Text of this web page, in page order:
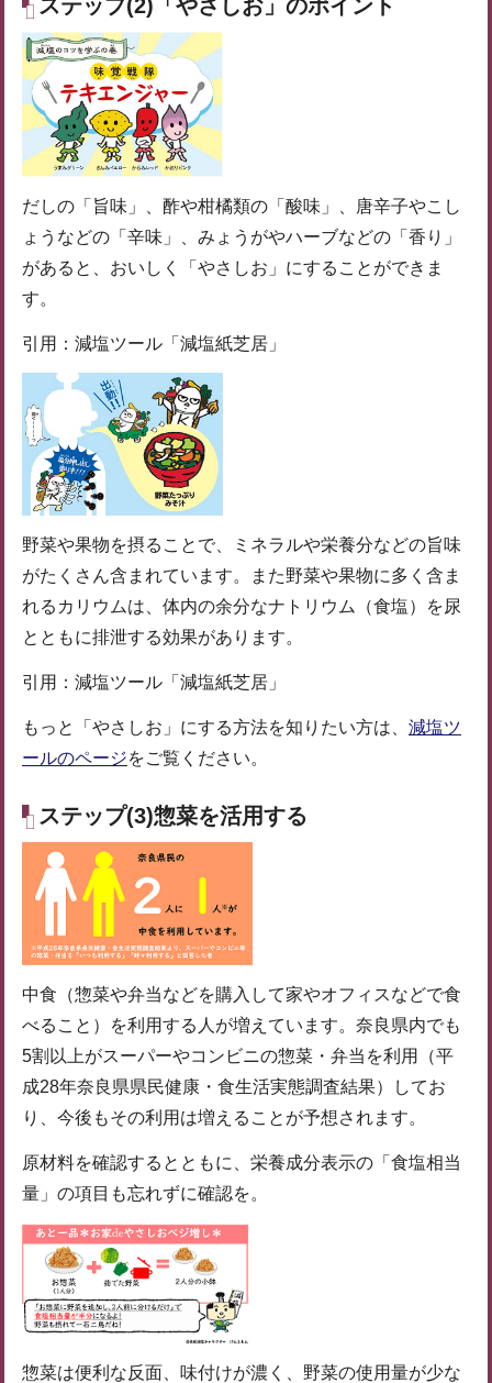
ステップ(2)「やさしお」のポイント
だしの「旨味」、酢や柑橘類の「酸味」、唐辛子やこし
ょうなどの「辛味」、みょうがやハーブなどの「香り」
があると、おいしく「やさしお」にすることができま
す。
引用：減塩ツール「減塩紙芝居」
野菜や果物を摂ることで、ミネラルや栄養分などの旨味
がたくさん含まれています。また野菜や果物に多く含ま
れるカリウムは、体内の余分なナトリウム（食塩）を尿
とともに排泄する効果があります。
引用：減塩ツール「減塩紙芝居」
もっと「やさしお」にする方法を知りたい方は、 減塩ツ
ールのページをご覧ください。
ステップ(3)惣菜を活用する
中食（惣菜や弁当などを購入して家やオフィスなどで食
べること）を利用する人が増えています。奈良県内でも
5割以上がスーパーやコンビニの惣菜・弁当を利用（平
成28年奈良県県民健康・食生活実態調査結果）してお
り、今後もその利用は増えることが予想されます。
原材料を確認するとともに、栄養成分表示の「食塩相当
量」の項目も忘れずに確認を。
惣菜は便利な反面、味付けが濃く、野菜の使用量が少な